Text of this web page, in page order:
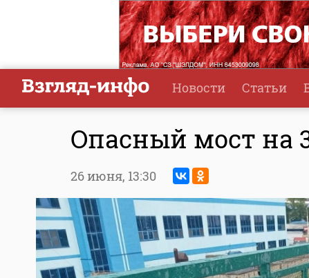
Новости Статьи
Опасный мост на
26 июня, 13:30